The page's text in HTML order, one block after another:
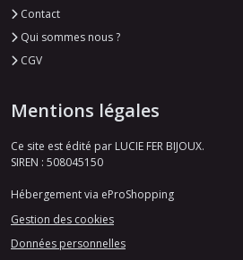
Contact
Qui sommes nous ?
CGV
Mentions légales
Ce site est édité par LUCIE FER BIJOUX.
SIREN : 508045150
Hébergement via eProShopping
Gestion des cookies
Données personnelles